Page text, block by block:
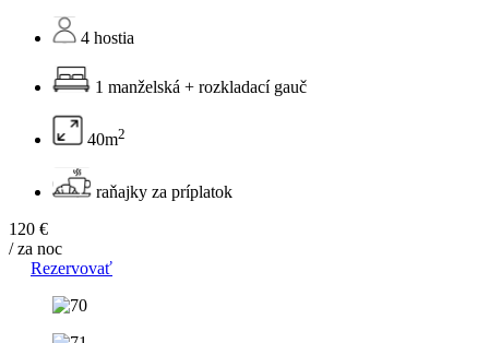
4 hostia
1 manželská + rozkladací gauč
40m2
raňajky za príplatok
120 €
/ za noc
Rezervovať